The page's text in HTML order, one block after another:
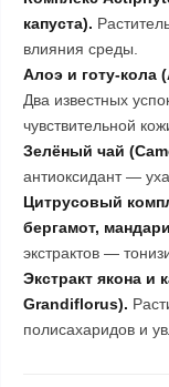
капуста).
влияния среды.
Алоэ и готу-кола
Два известных
чувствительной
Зелёный чай
антиоксидант —
Цитрусовый
бергамот,
экстрактов —
Экстракт якона и
Grandiflorus).
полисахаридов и